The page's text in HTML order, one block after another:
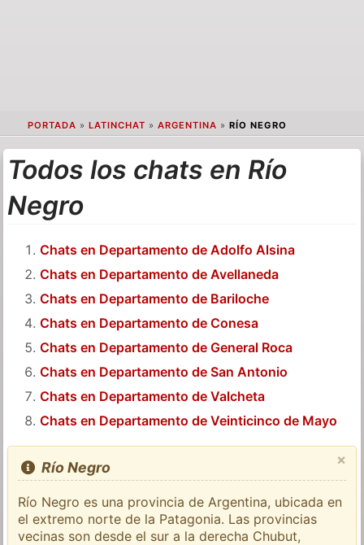
PORTADA » LATINCHAT » ARGENTINA » RÍO NEGRO
Todos los chats en Río
Negro
Chats en Departamento de Adolfo Alsina
Chats en Departamento de Avellaneda
Chats en Departamento de Bariloche
Chats en Departamento de Conesa
Chats en Departamento de General Roca
Chats en Departamento de San Antonio
Chats en Departamento de Valcheta
Chats en Departamento de Veinticinco de Mayo
×
Río Negro
Río Negro es una provincia de Argentina, ubicada en
el extremo norte de la Patagonia. Las provincias
vecinas son desde el sur a la derecha Chubut,